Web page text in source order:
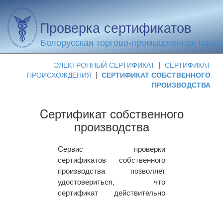
Проверка сертификатов
Белорусская торгово-промышленная
ЭЛЕКТРОННЫЙ СЕРТИФИКАТ | СЕРТИФИКАТ
ПРОИСХОЖДЕНИЯ | СЕРТИФИКАТ СОБСТВЕННОГО
ПРОИЗВОДСТВА
Cертификат собственного
производства
Сервис проверки
сертификатов собственного
производства позволяет
удостовериться, что
сертификат действительно